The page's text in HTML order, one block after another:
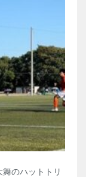
のハットトリ